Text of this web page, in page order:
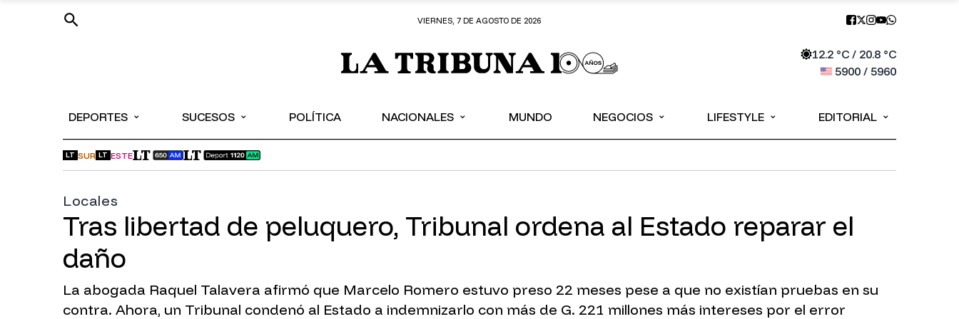
VIERNES, 7 DE AGOSTO DE 2026
12.2°C / 20.8°C
5900/ 5960
DEPORTES ⌄ SUCESOS ⌄ POLÍTICA NACIONALES ⌄ MUNDO NEGOCIOS ⌄ LIFESTYLE ⌄ EDITORIAL ⌄
LT SUR LT ESTE
Locales
Tras libertad de peluquero, Tribunal ordena al Estado reparar el
daño
La abogada Raquel Talavera afirmó que Marcelo Romero estuvo preso 22 meses pese a que no existían pruebas en su
contra. Ahora, un Tribunal condenó al Estado a indemnizarlo con más de G. 221 millones más intereses por el error